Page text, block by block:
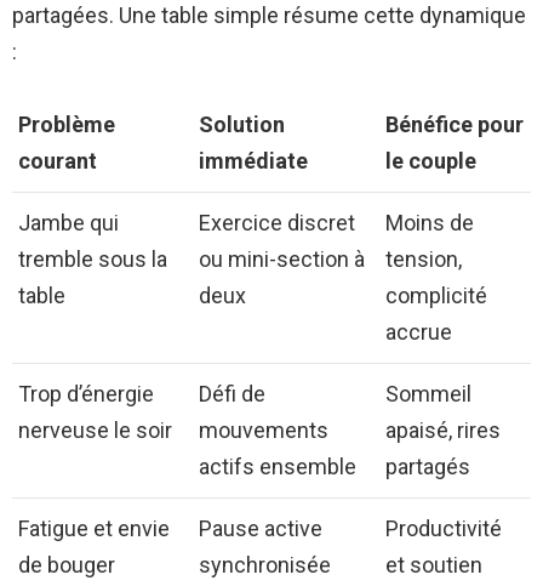
partagées. Une table simple résume cette dynamique
:
Problème
courant
Solution
immédiate
Bénéfice pour
le couple
Jambe qui
tremble sous la
table
Exercice discret
ou mini-section à
deux
Moins de
tension,
complicité
accrue
Trop d’énergie
nerveuse le soir
Défi de
mouvements
actifs ensemble
Sommeil
apaisé, rires
partagés
Fatigue et envie
de bouger
Pause active
synchronisée
Productivité
et soutien